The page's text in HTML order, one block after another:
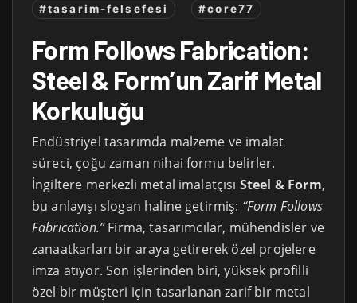
#tasarim-felsefesi
#core77
Form Follows Fabrication:
Steel & Form’un Zarif Metal
Korkuluğu
Endüstriyel tasarımda malzeme ve imalat
süreci, çoğu zaman nihai formu belirler.
İngiltere merkezli metal imalatçısı Steel & Form,
bu anlayışı slogan haline getirmiş: “Form Follows
Fabrication.”Firma, tasarımcılar, mühendisler ve
zanaatkarları bir araya getirerek özel projelere
imza atıyor. Son işlerinden biri, yüksek profilli
özel bir müşteri için tasarlanan zarif bir metal